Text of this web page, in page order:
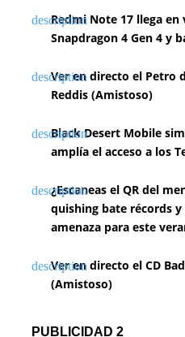
Redmi Note 17 llega
Snapdragon 4 Gen 4 y
Ver en directo el Petro
Reddis (Amistoso)
Black Desert Mobile
amplía el acceso a los
¿Escaneas el QR del
quishing bate récords
amenaza para este
Ver en directo el CD
(Amistoso)
PUBLICIDAD 2